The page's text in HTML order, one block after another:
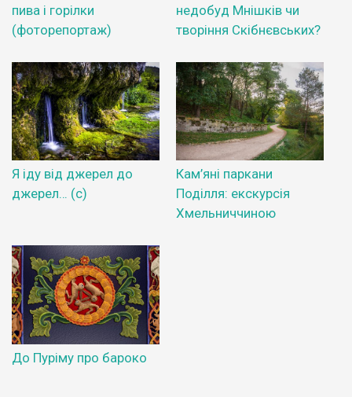
пива і горілки
(фоторепортаж)
недобуд Мнішків чи
творіння Скібнєвських?
Я іду від джерел до
джерел… (с)
Кам’яні паркани
Поділля: екскурсія
Хмельниччиною
До Пуріму про бароко